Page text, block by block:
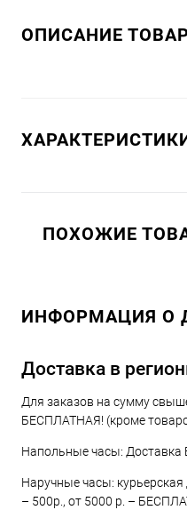
ОПИСАНИЕ
ПОХОЖИЕ
ИНФОРМАЦИЯ О
Доставка в
Для заказов на сумму
БЕСПЛАТНАЯ! (кроме
Напольные часы:
Наручные часы: курьерская
– 500р., от 5000 р. –